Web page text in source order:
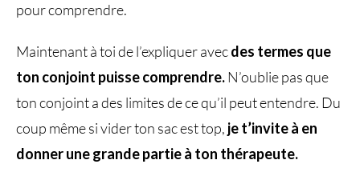
pour comprendre.
Maintenant à toi de l’expliquer avecdes termes que
ton conjoint puisse comprendre.N’oublie pas que
ton conjoint a des limites de ce qu’il peut entendre. Du
coup même si vider ton sac est top, je t’invite à en
donner une grande partie à ton thérapeute.